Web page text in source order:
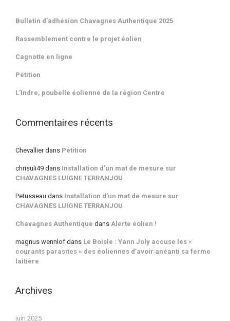
Bulletin d’adhésion Chavagnes Authentique 2025
Rassemblement contre le projet éolien
Cagnotte en ligne
Pétition
L’Indre, poubelle éolienne de la région Centre
Commentaires récents
Chevallierdans Pétition
chrisuli49 dans Installation d’un mat de mesure sur
CHAVAGNES LUIGNE TERRANJOU
Petusseau dans Installation d’un mat de mesure sur
CHAVAGNES LUIGNE TERRANJOU
Chavagnes Authentique dans Alerte éolien !
magnus wennlof dans Le Boisle : Yann Joly accuse les «
courants parasites » des éoliennes d’avoir anéanti sa ferme
laitière
Archives
juin 2025